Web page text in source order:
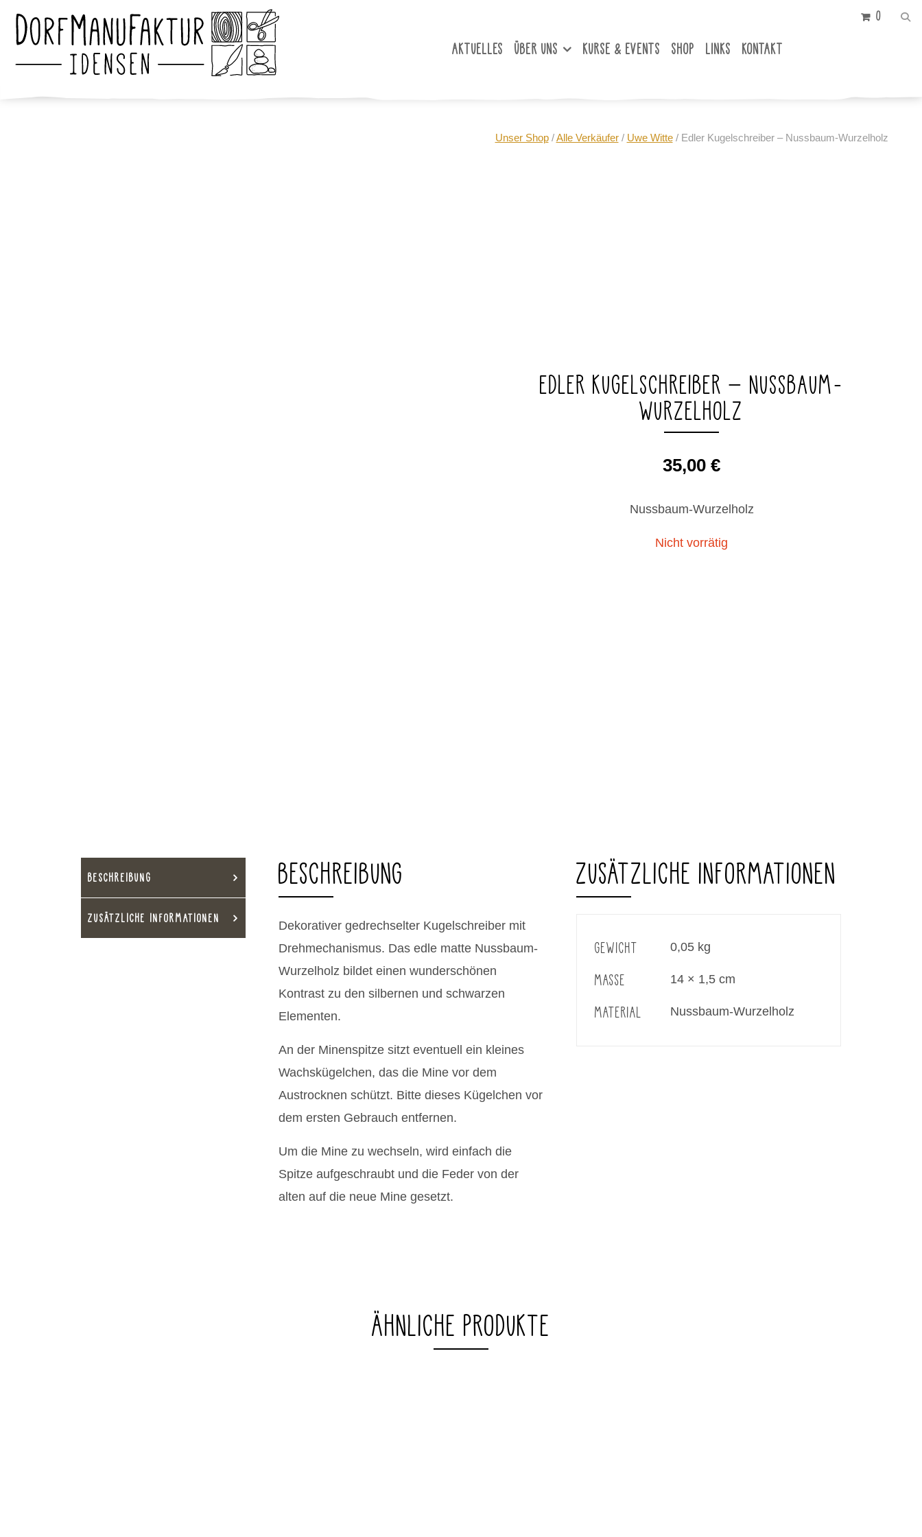
AKTUELLES ÜBER UNS KURSE & EVENTS SHOP LINKS KONTAKT
0
Unser Shop/Alle Verkäufer/ Uwe Witte/ Edler Kugelschreiber – Nussbaum-Wurzelholz
EDLER KUGELSCHREIBER – NUSSBAUM-
WURZELHOLZ
35,00 €
Nussbaum-Wurzelholz
Nicht vorrätig
BESCHREIBUNG
ZUSÄTZLICHE INFORMATIONEN
BESCHREIBUNG
Dekorativer gedrechselter Kugelschreiber mit
Drehmechanismus. Das edle matte Nussbaum-
Wurzelholz bildet einen wunderschönen
Kontrast zu den silbernen und schwarzen
Elementen.
An der Minenspitze sitzt eventuell ein kleines
Wachskügelchen, das die Mine vor dem
Austrocknen schützt. Bitte dieses Kügelchen vor
dem ersten Gebrauch entfernen.
Um die Mine zu wechseln, wird einfach die
Spitze aufgeschraubt und die Feder von der
alten auf die neue Mine gesetzt.
ZUSÄTZLICHE INFORMATIONEN
GEWICHT 0,05 kg
MASSE 14 × 1,5 cm
MATERIAL Nussbaum-Wurzelholz
ÄHNLICHE PRODUKTE